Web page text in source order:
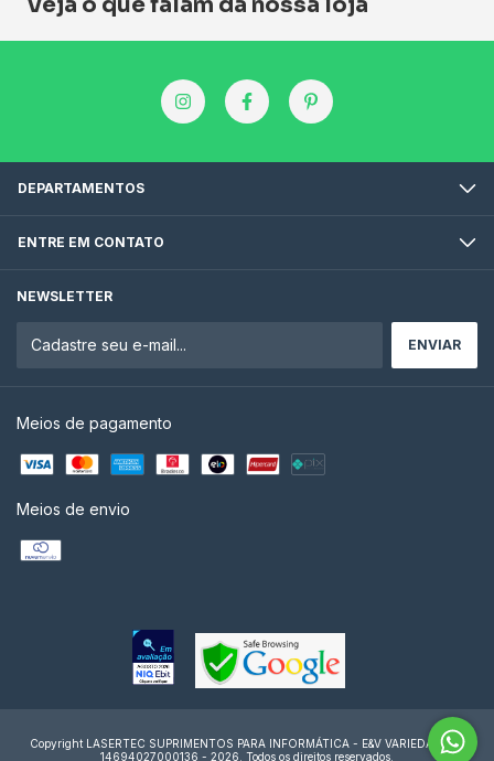
DEPARTAMENTOS
ENTRE EM CONTATO
NEWSLETTER
Meios de pagamento
Meios de envio
Copyright LASERTEC SUPRIMENTOS PARA INFORMÁTICA - E&V VARIEDADES -
14694027000136 - 2026. Todos os direitos reservados.